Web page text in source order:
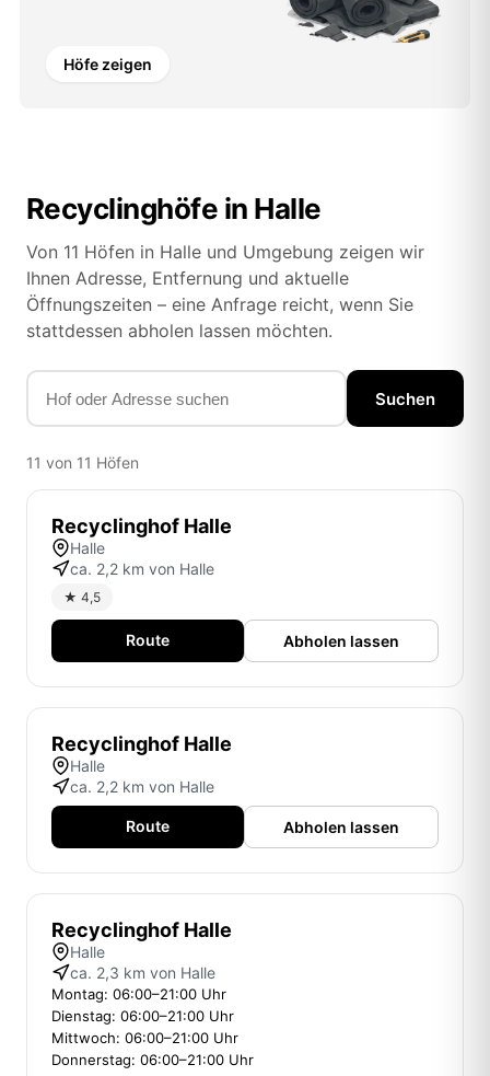
Höfe zeigen
Recyclinghöfe in Halle
Von 11 Höfen in Halle und Umgebung zeigen wir
Ihnen Adresse, Entfernung und aktuelle
Öffnungszeiten – eine Anfrage reicht, wenn Sie
stattdessen abholen lassen möchten.
Suchen
11 von 11 Höfen
Recyclinghof Halle
Halle
ca. 2,2 km von Halle
★ 4,5
Route Abholen lassen
Recyclinghof Halle
Halle
ca. 2,2 km von Halle
Route Abholen lassen
Recyclinghof Halle
Halle
ca. 2,3 km von Halle
Montag: 06:00–21:00 Uhr
Dienstag: 06:00–21:00 Uhr
Mittwoch: 06:00–21:00 Uhr
Donnerstag: 06:00–21:00 Uhr